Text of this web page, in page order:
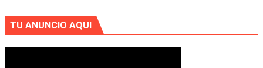
TU ANUNCIO AQUI